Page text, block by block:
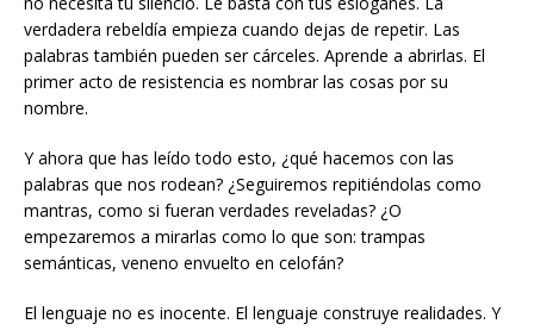
verdadera rebeldía empieza cuando dejas de repetir. Las
palabras también pueden ser cárceles. Aprende a abrirlas. El
primer acto de resistencia es nombrar las cosas por su
nombre.
Y ahora que has leído todo esto, ¿qué hacemos con las
palabras que nos rodean? ¿Seguiremos repitiéndolas como
mantras, como si fueran verdades reveladas? ¿O
empezaremos a mirarlas como lo que son: trampas
semánticas, veneno envuelto en celofán?
El lenguaje no es inocente. El lenguaje construye realidades. Y